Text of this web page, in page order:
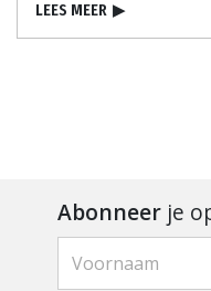
LEES MEER ▶
Abonneer je